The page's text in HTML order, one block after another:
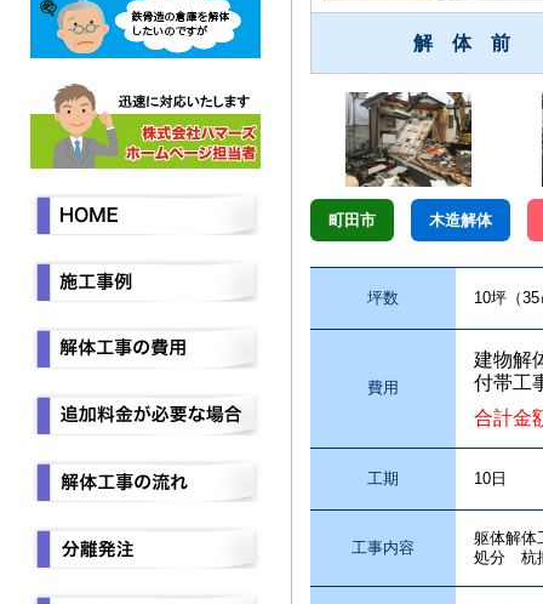
解 体 前
町田市 木造解体
坪数 10坪（
費用
建物解
付帯工
合計金
工期 10日
工事内容
躯体解
処分 杭